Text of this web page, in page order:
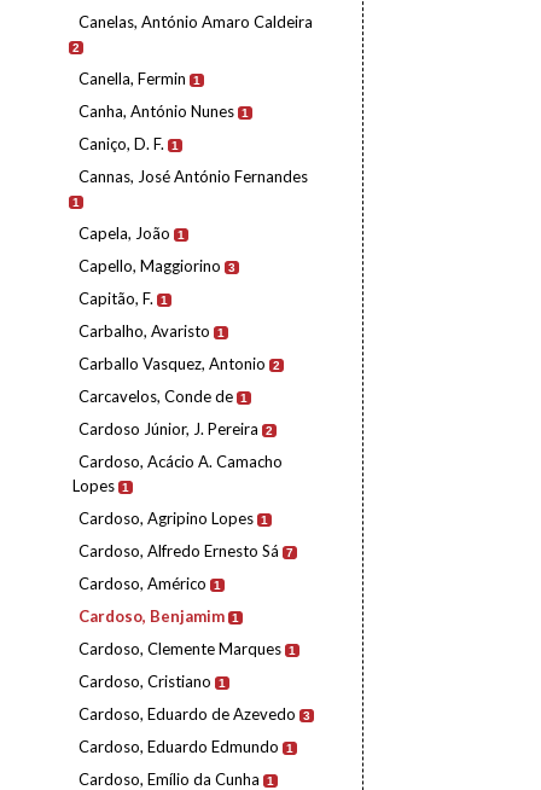
Canelas, António Amaro Caldeira
2
Canella, Fermin 1
Canha, António Nunes 1
Caniço, D. F. 1
Cannas, José António Fernandes
1
Capela, João 1
Capello, Maggiorino 3
Capitão, F. 1
Carbalho, Avaristo 1
Carballo Vasquez, Antonio 2
Carcavelos, Conde de 1
Cardoso Júnior, J. Pereira 2
Cardoso, Acácio A. Camacho
Lopes 1
Cardoso, Agripino Lopes 1
Cardoso, Alfredo Ernesto Sá 7
Cardoso, Américo 1
Cardoso, Benjamim 1
Cardoso, Clemente Marques 1
Cardoso, Cristiano 1
Cardoso, Eduardo de Azevedo 3
Cardoso, Eduardo Edmundo 1
Cardoso, Emílio da Cunha 1